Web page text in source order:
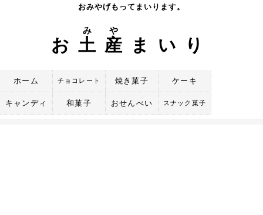
おみやげもってまいります。
お 土
み
産
や
まいり
ホーム チョコレート 焼き菓子 ケーキ
キャンディ 和菓子 おせんべい スナック菓子